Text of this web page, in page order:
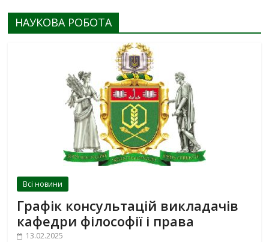
НАУКОВА РОБОТА
Всі новини
Графік консультацій викладачів
кафедри філософії і права
13.02.2025